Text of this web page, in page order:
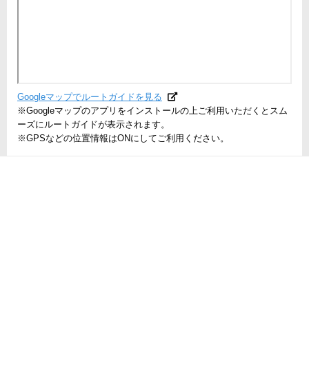
Googleマップでルートガイドを見る
※Googleマップのアプリをインストールの上ご利用いただくとスム
ーズにルートガイドが表示されます。
※GPSなどの位置情報はONにしてご利用ください。